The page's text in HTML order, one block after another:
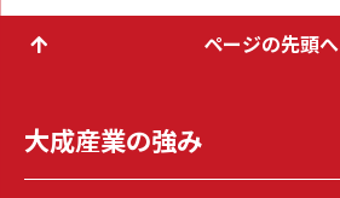
ページの先頭へ
大成産業の強み